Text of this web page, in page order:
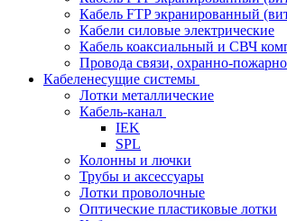
Кабель FTP экранированный
Кабели силовые электрические
Кабель коаксиальный и СВЧ
Провода связи, охранно-
Кабеленесущие системы
Лотки металлические
Кабель-канал
IEK
SPL
Колонны и лючки
Трубы и аксессуары
Лотки проволочные
Оптические пластиковые лотки